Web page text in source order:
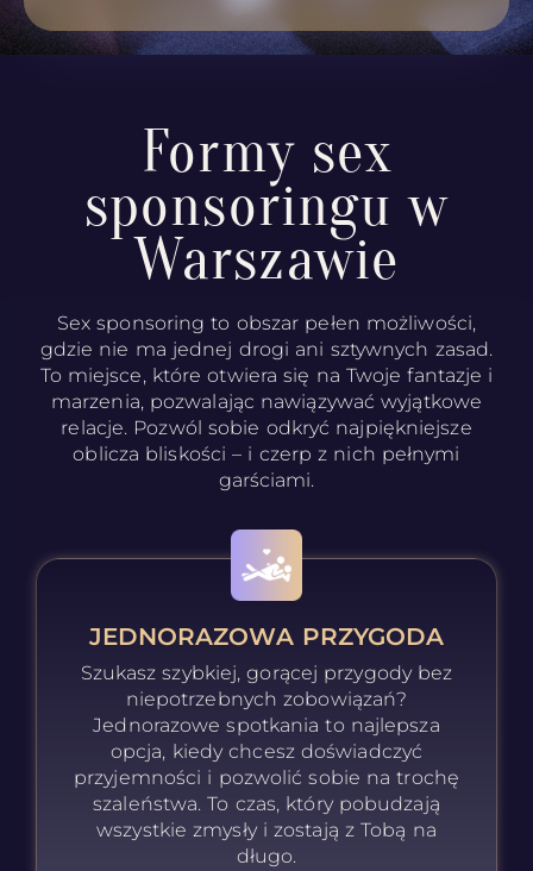
Formy sex
sponsoringu w
Warszawie
Sex sponsoring to obszar pełen możliwości,
gdzie nie ma jednej drogi ani sztywnych zasad.
To miejsce, które otwiera się na Twoje fantazje i
marzenia, pozwalając nawiązywać wyjątkowe
relacje. Pozwól sobie odkryć najpiękniejsze
oblicza bliskości – i czerp z nich pełnymi
garściami.
JEDNORAZOWA PRZYGODA
Szukasz szybkiej, gorącej przygody bez
niepotrzebnych zobowiązań?
Jednorazowe spotkania to najlepsza
opcja, kiedy chcesz doświadczyć
przyjemności i pozwolić sobie na trochę
szaleństwa. To czas, który pobudzają
wszystkie zmysły i zostają z Tobą na
długo.